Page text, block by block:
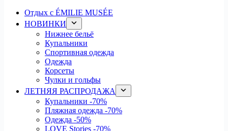
Отдых с ÉMILIE MUSÉE
НОВИНКИ
Нижнее бельё
Купальники
Спортивная одежда
Одежда
Корсеты
Чулки и гольфы
ЛЕТНЯЯ РАСПРОДАЖА
Купальники -70%
Пляжная одежда -70%
Одежда -50%
LOVE Stories -70%